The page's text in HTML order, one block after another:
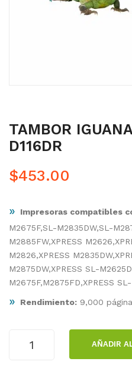
TAMBOR
D116DR
$453.00
» Impresoras compatibles
M2675F,SL-M2835DW,SL-
M2885FW,XPRESS
M2826,XPRESS
M2875DW,XPRESS SL-
M2675F,M2875FD,XPRESS
» Rendimiento: 9,000
IGUANA
AÑADIR